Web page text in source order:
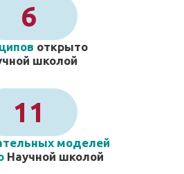
6
открыто
школой
11
моделей
Научной школой